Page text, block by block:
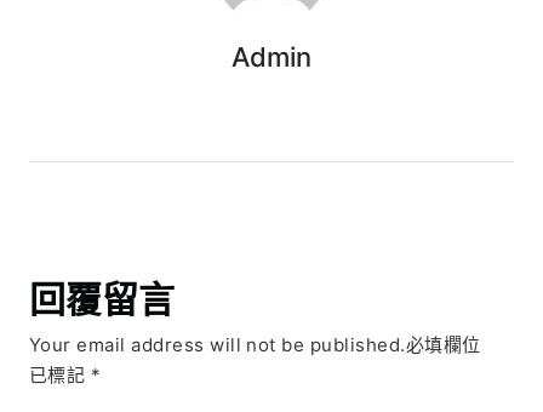
Admin
回覆留言
Your email address will not be published.必填欄位
已標記 *